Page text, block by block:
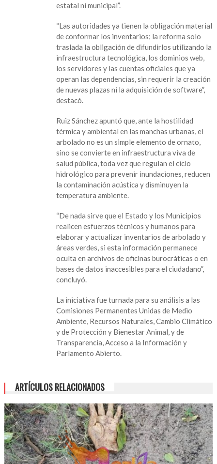
estatal ni municipal”.
“Las autoridades ya tienen la obligación material
de conformar los inventarios; la reforma solo
traslada la obligación de difundirlos utilizando la
infraestructura tecnológica, los dominios web,
los servidores y las cuentas oficiales que ya
operan las dependencias, sin requerir la creación
de nuevas plazas ni la adquisición de software”,
destacó.
Ruiz Sánchez apuntó que, ante la hostilidad
térmica y ambiental en las manchas urbanas, el
arbolado no es un simple elemento de ornato,
sino se convierte en infraestructura viva de
salud pública, toda vez que regulan el ciclo
hidrológico para prevenir inundaciones, reducen
la contaminación acústica y disminuyen la
temperatura ambiente.
“De nada sirve que el Estado y los Municipios
realicen esfuerzos técnicos y humanos para
elaborar y actualizar inventarios de arbolado y
áreas verdes, si esta información permanece
oculta en archivos de oficinas burocráticas o en
bases de datos inaccesibles para el ciudadano”,
concluyó.
La iniciativa fue turnada para su análisis a las
Comisiones Permanentes Unidas de Medio
Ambiente, Recursos Naturales, Cambio Climático
y de Protección y Bienestar Animal, y de
Transparencia, Acceso a la Información y
Parlamento Abierto.
ARTÍCULOS RELACIONADOS